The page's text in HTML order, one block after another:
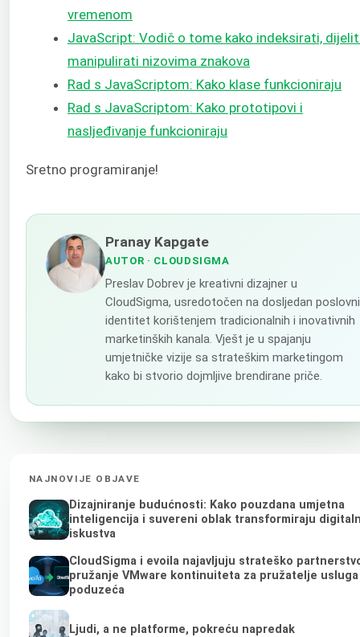
vremenom
JavaScript: Vodič o tome kako indeksirati,
manipulirati nizovima znakova
Rad s JavaScriptom: Kako klase funkcioniraju
Rad s JavaScriptom: Kako prototipovi i
nasljeđivanje funkcioniraju
Sretno programiranje!
Pranay Kapgate
AUTOR · CLOUDSIGMA
Preslav Dobrev je kreativni dizajner u
CloudSigma, usredotočen na dosljedan poslovni
identitet korištenjem tradicionalnih i inovativnih
marketinških kanala. Vješt je u spajanju
umjetničke vizije sa strateškim marketingom
kako bi stvorio dojmljive brendirane priče.
NAJNOVIJE OBJAVE
Dizajniranje budućnosti: Kako pouzdana umjetna
inteligencija i suvereni oblak transformiraju
iskustva
CloudSigma i evoila najavljuju strateško
pružanje VMware kontinuiteta za pružatelje
poduzeća
Ljudi, a ne platforme, pokreću napredak